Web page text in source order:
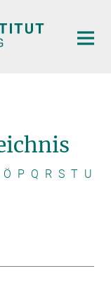
Ö P Q R S T U